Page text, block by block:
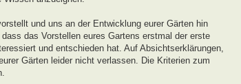
und uns an der Entwicklung eurer Gärten hin
das Vorstellen eures Gartens erstmal der erste
und entschieden hat. Auf Absichtserklärungen,
Gärten leider nicht verlassen. Die Kriterien zum